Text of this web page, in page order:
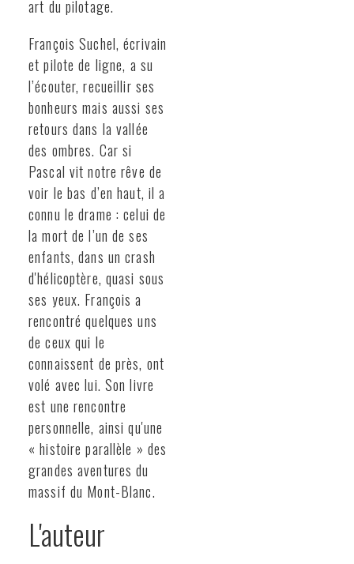
art du pilotage.
François Suchel, écrivain
et pilote de ligne, a su
l’écouter, recueillir ses
bonheurs mais aussi ses
retours dans la vallée
des ombres. Car si
Pascal vit notre rêve de
voir le bas d’en haut, il a
connu le drame : celui de
la mort de l’un de ses
enfants, dans un crash
d'hélicoptère, quasi sous
ses yeux. François a
rencontré quelques uns
de ceux qui le
connaissent de près, ont
volé avec lui. Son livre
est une rencontre
personnelle, ainsi qu'une
« histoire parallèle » des
grandes aventures du
massif du Mont-Blanc.
L'auteur